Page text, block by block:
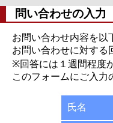
問い合わせの入力
お問い合わせ内容を以
お問い合わせに対する
※回答には１週間程度
このフォームにご入
氏名